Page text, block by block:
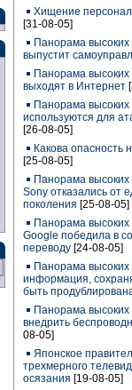
Хищение
[31-08-05]
Панорама высоких
выпустит
Панорама
выходят в Интернет
Панорама высоких
используются для
[26-08-05]
Какова опасность
[25-08-05]
Панорама
Sony отказались от
поколения [25-08-05]
Панорама
Google победила в
переводу [24-08-05]
Панорама
информация,
быть
Панорама
внедрить
08-05]
Японское
трехмерного
осязания [19-08-05]